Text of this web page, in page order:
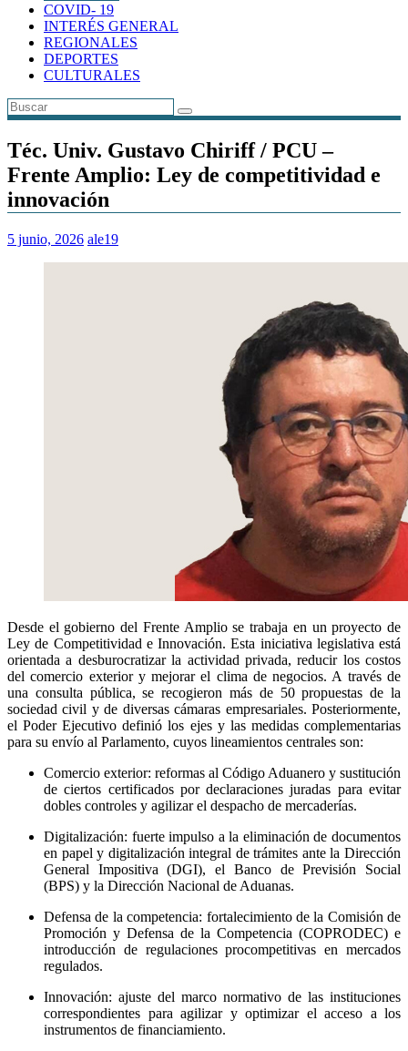
COVID- 19
INTERÉS GENERAL
REGIONALES
DEPORTES
CULTURALES
Téc. Univ. Gustavo Chiriff / PCU –
Frente Amplio: Ley de competitividad e
innovación
5 junio, 2026 ale19
Desde el gobierno del Frente Amplio se trabaja en un proyecto de
Ley de Competitividad e Innovación. Esta iniciativa legislativa está
orientada a desburocratizar la actividad privada, reducir los costos
del comercio exterior y mejorar el clima de negocios. A través de
una consulta pública, se recogieron más de 50 propuestas de la
sociedad civil y de diversas cámaras empresariales. Posteriormente,
el Poder Ejecutivo definió los ejes y las medidas complementarias
para su envío al Parlamento, cuyos lineamientos centrales son:
Comercio exterior: reformas al Código Aduanero y sustitución
de ciertos certificados por declaraciones juradas para evitar
dobles controles y agilizar el despacho de mercaderías.
Digitalización: fuerte impulso a la eliminación de documentos
en papel y digitalización integral de trámites ante la Dirección
General Impositiva (DGI), el Banco de Previsión Social
(BPS) y la Dirección Nacional de Aduanas.
Defensa de la competencia: fortalecimiento de la Comisión de
Promoción y Defensa de la Competencia (COPRODEC) e
introducción de regulaciones procompetitivas en mercados
regulados.
Innovación: ajuste del marco normativo de las instituciones
correspondientes para agilizar y optimizar el acceso a los
instrumentos de financiamiento.